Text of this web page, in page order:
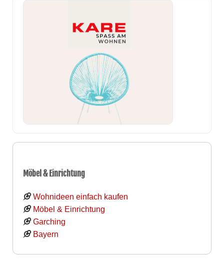
Möbel & Einrichtung
Wohnideen einfach kaufen
Möbel & Einrichtung
Garching
Bayern